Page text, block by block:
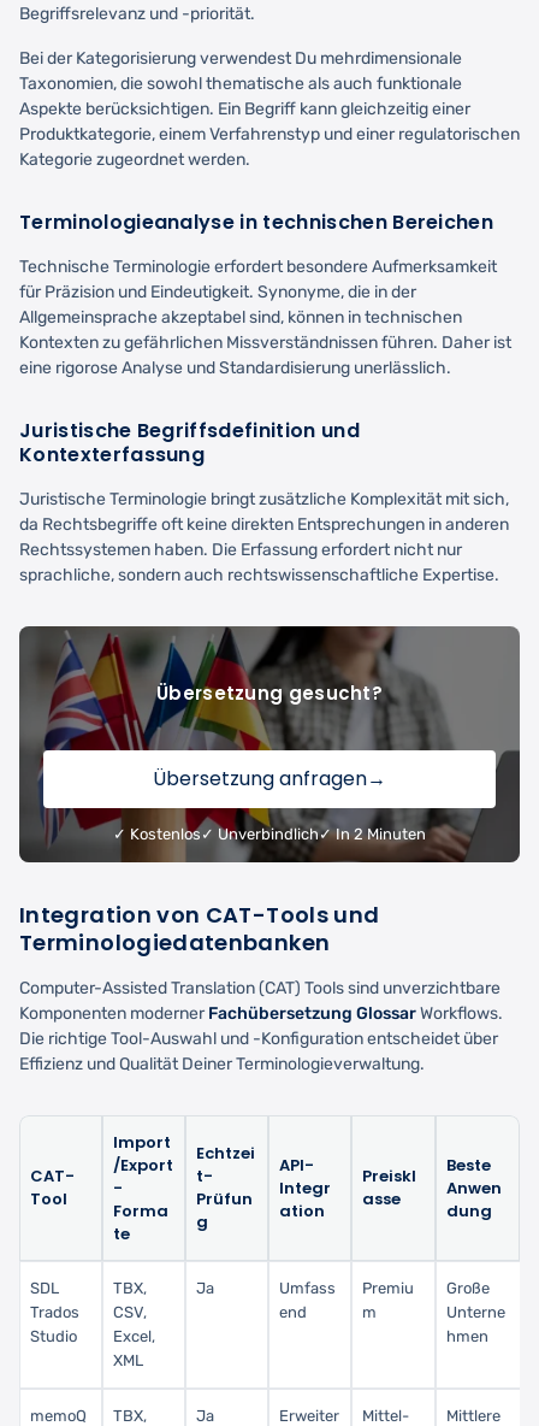
Begriffsrelevanz und -priorität.
Bei der Kategorisierung verwendest Du mehrdimensionale
Taxonomien, die sowohl thematische als auch funktionale
Aspekte berücksichtigen. Ein Begriff kann gleichzeitig einer
Produktkategorie, einem Verfahrenstyp und einer regulatorischen
Kategorie zugeordnet werden.
Terminologieanalyse in technischen Bereichen
Technische Terminologie erfordert besondere Aufmerksamkeit
für Präzision und Eindeutigkeit. Synonyme, die in der
Allgemeinsprache akzeptabel sind, können in technischen
Kontexten zu gefährlichen Missverständnissen führen. Daher ist
eine rigorose Analyse und Standardisierung unerlässlich.
Juristische Begriffsdefinition und
Kontexterfassung
Juristische Terminologie bringt zusätzliche Komplexität mit sich,
da Rechtsbegriffe oft keine direkten Entsprechungen in anderen
Rechtssystemen haben. Die Erfassung erfordert nicht nur
sprachliche, sondern auch rechtswissenschaftliche Expertise.
Übersetzung gesucht?
Übersetzung anfragen→
✓ Kostenlos ✓ Unverbindlich✓ In 2 Minuten
Integration von CAT-Tools und
Terminologiedatenbanken
Computer-Assisted Translation (CAT) Tools sind unverzichtbare
Komponenten modernerFachübersetzung GlossarWorkflows.
Die richtige Tool-Auswahl und -Konfiguration entscheidet über
Effizienz und Qualität Deiner Terminologieverwaltung.
CAT-
Tool
Import
/Export
-
Forma
te
Echtzei
t-
Prüfun
g
API-
Integr
ation
Preiskl
asse
Beste
Anwen
dung
SDL
Trados
Studio
TBX,
CSV,
Excel,
XML
Ja
Umfass
end
Premiu
m
Große
Unterne
hmen
memoQ
TBX,
Ja
Erweiter
Mittel-
Mittlere